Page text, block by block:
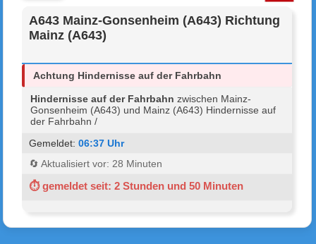
A643 Mainz-Gonsenheim (A643) Richtung
Mainz (A643)
Achtung Hindernisse auf der Fahrbahn
Hindernisse auf der Fahrbahn zwischen Mainz-
Gonsenheim (A643) und Mainz (A643) Hindernisse auf
der Fahrbahn /
Gemeldet:06:37 Uhr
🔄 Aktualisiert vor: 28 Minuten
⏱ gemeldet seit: 2 Stunden und 50 Minuten